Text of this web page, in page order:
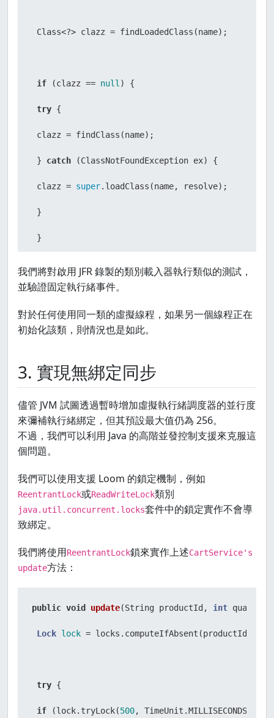
Class<?> clazz = findLoadedClass(name);
if (clazz == null ) {
try {
clazz = findClass(name);
} catch (ClassNotFoundException ex) {
clazz = super.loadClass(name, resolve);
}
}
if (resolve) {
resolveClass(clazz);
}
我們將對啟用 JFR 錄製的類別載入器執行類似的測試，
並驗證固定執行緒事件。
對於任何使用同一類的虛擬線程，如果另一個線程正在
初始化該類，則情況也是如此。
3. 實現無綁定同步
儘管 JVM 試圖透過暫時增加虛擬執行緒調度器的並行度
來彌補執行緒綁定，但其預設最大值仍為 256。
不過，我們可以利用 Java 的高階並發控制支援來克服這
個問題。
我們可以使用支援 Loom 的鎖定機制，例如
ReentrantLock或ReadWriteLock類別
java.util.concurrent.locks套件中的鎖定實作不會導
致綁定。
我們將使用ReentrantLock鎖來實作上述CartService's
update方法：
public void update(String productId, int
Lock lock = locks.computeIfAbsent(productId, k
try {
if (lock.tryLock(500, TimeUnit.MILLISECONDS)) {